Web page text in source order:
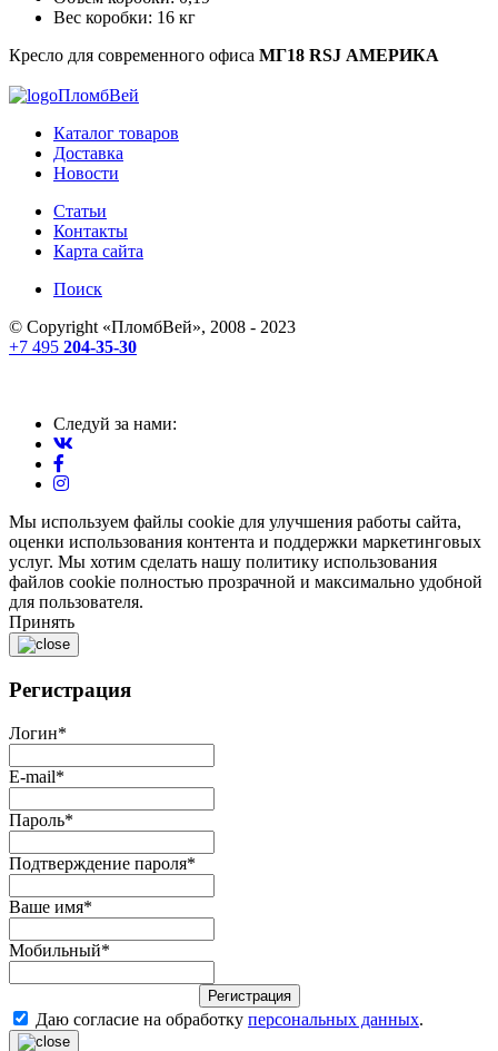
Вес коробки: 16 кг
Кресло для современного офиса МГ18 RSJ АМЕРИКА
ПломбВей
Каталог товаров
Доставка
Новости
Статьи
Контакты
Карта сайта
Поиск
© Copyright «ПломбВей», 2008 - 2023
+7 495 204-35-30
Следуй за нами:
Мы используем файлы cookie для улучшения работы сайта,
оценки использования контента и поддержки маркетинговых
услуг. Мы хотим сделать нашу политику использования
файлов cookie полностью прозрачной и максимально удобной
для пользователя.
Принять
Регистрация
Логин*
E-mail*
Пароль*
Подтверждение пароля*
Ваше имя*
Мобильный*
Регистрация
Даю согласие на обработку персональных данных.